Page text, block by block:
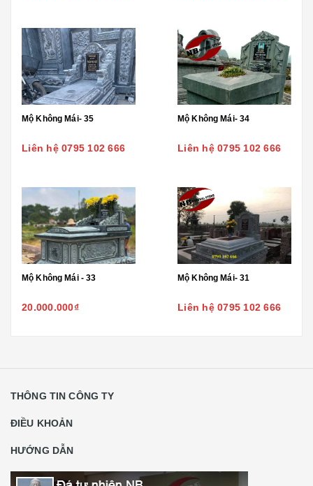
Mộ Không Mái- 35
Liên hệ 0795 102 666
Mộ Không Mái- 34
Liên hệ 0795 102 666
Mộ Không Mái - 33
20.000.000₫
Mộ Không Mái- 31
Liên hệ 0795 102 666
THÔNG TIN CÔNG TY
ĐIỀU KHOẢN
HƯỚNG DẪN